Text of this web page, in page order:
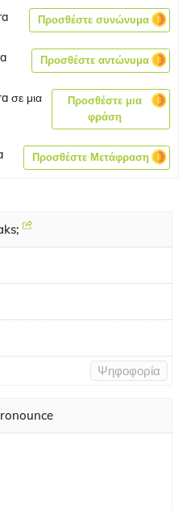
Προσθέστε συνώνυμα
Προσθέστε αντώνυμα
σε μια
Προσθέστε μια
φράση
Προσθέστε Μετάφραση
Ψηφοφορία